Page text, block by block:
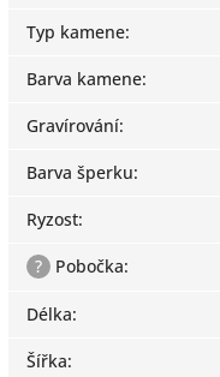
Typ kamene:
Barva kamene:
Gravírování:
Barva šperku:
Ryzost:
?
Pobočka:
Délka:
Šířka: